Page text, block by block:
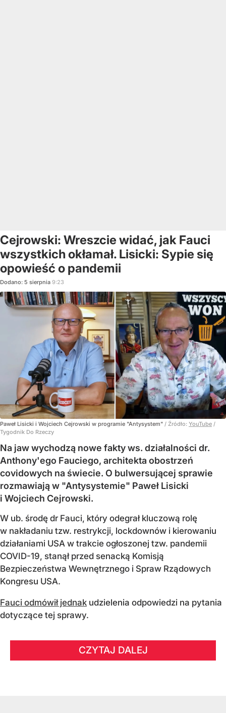
Cejrowski: Wreszcie widać, jak Fauci
wszystkich okłamał. Lisicki: Sypie się
opowieść o pandemii
Dodano: 5 sierpnia 9:23
Paweł Lisicki i Wojciech Cejrowski w programie "Antysystem" / Źródło: YouTube /
Tygodnik Do Rzeczy
Na jaw wychodzą nowe fakty ws. działalności dr.
Anthony'ego Fauciego, architekta obostrzeń
covidowych na świecie. O bulwersującej sprawie
rozmawiają w "Antysystemie" Paweł Lisicki
i Wojciech Cejrowski.
W ub. środę dr Fauci, który odegrał kluczową rolę
w nakładaniu tzw. restrykcji, lockdownów i kierowaniu
działaniami USA w trakcie ogłoszonej tzw. pandemii
COVID-19, stanął przed senacką Komisją
Bezpieczeństwa Wewnętrznego i Spraw Rządowych
Kongresu USA.
Fauci odmówił jednak udzielenia odpowiedzi na pytania
dotyczące tej sprawy.
CZYTAJ DALEJ